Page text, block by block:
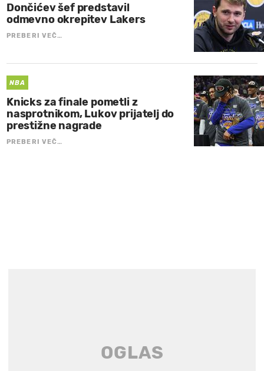
Dončićev šef predstavil
odmevno okrepitev Lakers
PREBERI VEČ…
NBA
Knicks za finale pometli z
nasprotnikom, Lukov prijatelj do
prestižne nagrade
PREBERI VEČ…